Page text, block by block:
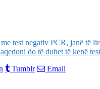
test negativ PCR, janë të
do të duhet të kenë
Tumblr Email